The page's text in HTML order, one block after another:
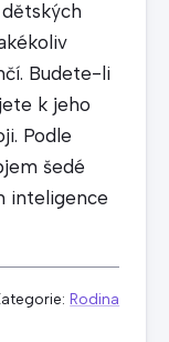
Budete-li
k jeho
Podle
šedé
inteligence
Rodina